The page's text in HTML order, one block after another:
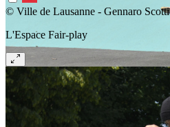
© Ville de Lausanne - Gennaro Scotti
L'Espace Fair-play